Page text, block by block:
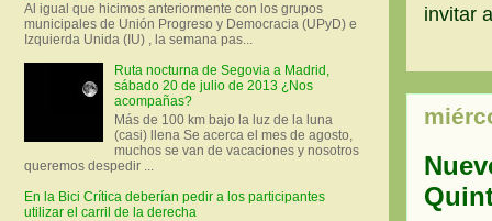
invitar
Al igual que hicimos anteriormente con los grupos
municipales de Unión Progreso y Democracia (UPyD) e
Izquierda Unida (IU) , la semana pas...
Ruta nocturna de Segovia a Madrid,
sábado 20 de julio de 2013 ¿Nos
acompañas?
Más de 100 km bajo la luz de la luna
(casi) llena Se acerca el mes de agosto,
muchos se van de vacaciones y nosotros
queremos despedir ...
En la Bici Crítica deberían pedir a los participantes
utilizar el carril de la derecha